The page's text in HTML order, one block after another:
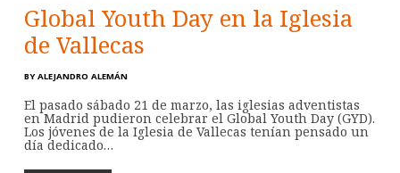
Global Youth Day en la Iglesia
de Vallecas
BY ALEJANDRO ALEMÁN
El pasado sábado 21 de marzo, las iglesias adventistas
en Madrid pudieron celebrar el Global Youth Day (GYD).
Los jóvenes de la Iglesia de Vallecas tenían pensado un
día dedicado…